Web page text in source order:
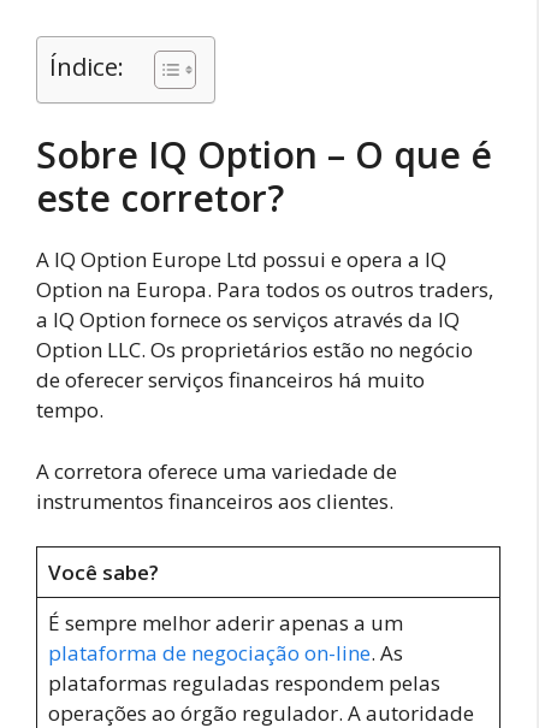
Índice:
Sobre IQ Option – O que é
este corretor?
A IQ Option Europe Ltd possui e opera a IQ
Option na Europa. Para todos os outros traders,
a IQ Option fornece os serviços através da IQ
Option LLC. Os proprietários estão no negócio
de oferecer serviços financeiros há muito
tempo.
A corretora oferece uma variedade de
instrumentos financeiros aos clientes.
Você sabe?
É sempre melhor aderir apenas a um
plataforma de negociação on-line. As
plataformas reguladas respondem pelas
operações ao órgão regulador. A autoridade